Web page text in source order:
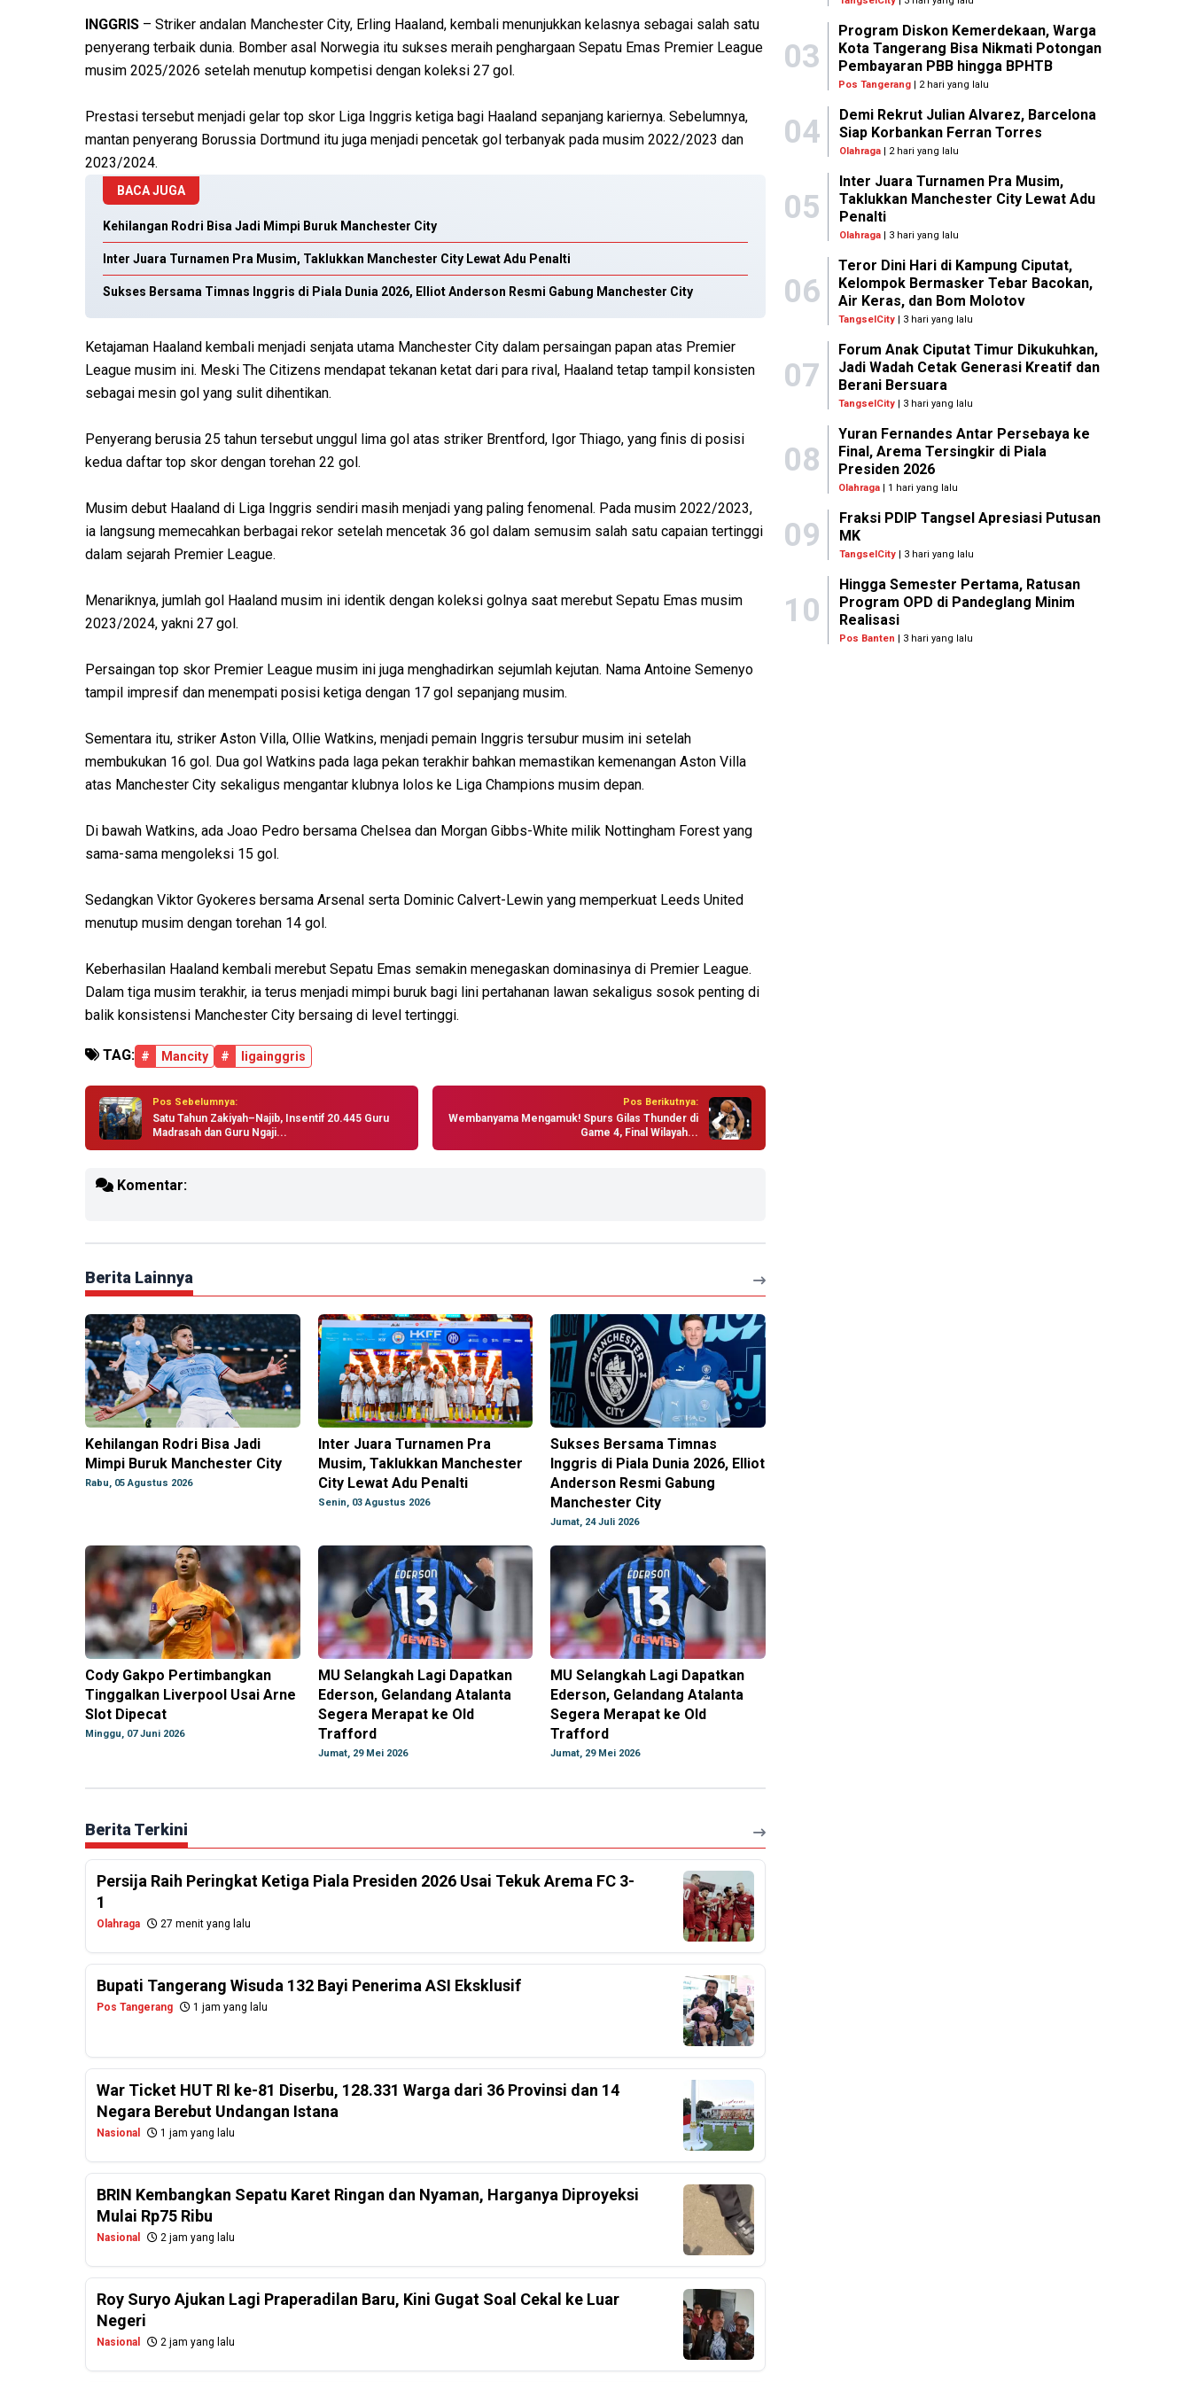
INGGRIS – Striker andalan Manchester City, Erling Haaland, kembali menunjukkan kelasnya sebagai salah satu
penyerang terbaik dunia. Bomber asal Norwegia itu sukses meraih penghargaan Sepatu Emas Premier League
musim 2025/2026 setelah menutup kompetisi dengan koleksi 27 gol.
Prestasi tersebut menjadi gelar top skor Liga Inggris ketiga bagi Haaland sepanjang kariernya. Sebelumnya,
mantan penyerang Borussia Dortmund itu juga menjadi pencetak gol terbanyak pada musim 2022/2023 dan
2023/2024.
BACA JUGA
Kehilangan Rodri Bisa Jadi Mimpi Buruk Manchester City
Inter Juara Turnamen Pra Musim, Taklukkan Manchester City Lewat Adu Penalti
Sukses Bersama Timnas Inggris di Piala Dunia 2026, Elliot Anderson Resmi Gabung Manchester City
Ketajaman Haaland kembali menjadi senjata utama Manchester City dalam persaingan papan atas Premier
League musim ini. Meski The Citizens mendapat tekanan ketat dari para rival, Haaland tetap tampil konsisten
sebagai mesin gol yang sulit dihentikan.
Penyerang berusia 25 tahun tersebut unggul lima gol atas striker Brentford, Igor Thiago, yang finis di posisi
kedua daftar top skor dengan torehan 22 gol.
Musim debut Haaland di Liga Inggris sendiri masih menjadi yang paling fenomenal. Pada musim 2022/2023,
ia langsung memecahkan berbagai rekor setelah mencetak 36 gol dalam semusim salah satu capaian tertinggi
dalam sejarah Premier League.
Menariknya, jumlah gol Haaland musim ini identik dengan koleksi golnya saat merebut Sepatu Emas musim
2023/2024, yakni 27 gol.
Persaingan top skor Premier League musim ini juga menghadirkan sejumlah kejutan. Nama Antoine Semenyo
tampil impresif dan menempati posisi ketiga dengan 17 gol sepanjang musim.
Sementara itu, striker Aston Villa, Ollie Watkins, menjadi pemain Inggris tersubur musim ini setelah
membukukan 16 gol. Dua gol Watkins pada laga pekan terakhir bahkan memastikan kemenangan Aston Villa
atas Manchester City sekaligus mengantar klubnya lolos ke Liga Champions musim depan.
Di bawah Watkins, ada Joao Pedro bersama Chelsea dan Morgan Gibbs-White milik Nottingham Forest yang
sama-sama mengoleksi 15 gol.
Sedangkan Viktor Gyokeres bersama Arsenal serta Dominic Calvert-Lewin yang memperkuat Leeds United
menutup musim dengan torehan 14 gol.
Keberhasilan Haaland kembali merebut Sepatu Emas semakin menegaskan dominasinya di Premier League.
Dalam tiga musim terakhir, ia terus menjadi mimpi buruk bagi lini pertahanan lawan sekaligus sosok penting di
balik konsistensi Manchester City bersaing di level tertinggi.
TAG: # Mancity # ligainggris
Pos Sebelumnya:
Satu Tahun Zakiyah–Najib, Insentif 20.445 Guru
Madrasah dan Guru Ngaji...
Pos Berikutnya:
Wembanyama Mengamuk! Spurs Gilas Thunder di
Game 4, Final Wilayah...
Komentar:
Berita Lainnya
Kehilangan Rodri Bisa Jadi
Mimpi Buruk Manchester City
Rabu, 05 Agustus 2026
Inter Juara Turnamen Pra
Musim, Taklukkan Manchester
City Lewat Adu Penalti
Senin, 03 Agustus 2026
Sukses Bersama Timnas
Inggris di Piala Dunia 2026, Elliot
Anderson Resmi Gabung
Manchester City
Jumat, 24 Juli 2026
Cody Gakpo Pertimbangkan
Tinggalkan Liverpool Usai Arne
Slot Dipecat
Minggu, 07 Juni 2026
MU Selangkah Lagi Dapatkan
Ederson, Gelandang Atalanta
Segera Merapat ke Old
Trafford
Jumat, 29 Mei 2026
MU Selangkah Lagi Dapatkan
Ederson, Gelandang Atalanta
Segera Merapat ke Old
Trafford
Jumat, 29 Mei 2026
Berita Terkini
Persija Raih Peringkat Ketiga Piala Presiden 2026 Usai Tekuk Arema FC 3-
1
Olahraga 27 menit yang lalu
Bupati Tangerang Wisuda 132 Bayi Penerima ASI Eksklusif
Pos Tangerang 1 jam yang lalu
War Ticket HUT RI ke-81 Diserbu, 128.331 Warga dari 36 Provinsi dan 14
Negara Berebut Undangan Istana
Nasional 1 jam yang lalu
BRIN Kembangkan Sepatu Karet Ringan dan Nyaman, Harganya Diproyeksi
Mulai Rp75 Ribu
Nasional 2 jam yang lalu
Roy Suryo Ajukan Lagi Praperadilan Baru, Kini Gugat Soal Cekal ke Luar
Negeri
Nasional 2 jam yang lalu
03
Program Diskon Kemerdekaan, Warga
Kota Tangerang Bisa Nikmati Potongan
Pembayaran PBB hingga BPHTB
Pos Tangerang | 2 hari yang lalu
04
Demi Rekrut Julian Alvarez, Barcelona
Siap Korbankan Ferran Torres
Olahraga| 2 hari yang lalu
05
Inter Juara Turnamen Pra Musim,
Taklukkan Manchester City Lewat Adu
Penalti
Olahraga| 3 hari yang lalu
06
Teror Dini Hari di Kampung Ciputat,
Kelompok Bermasker Tebar Bacokan,
Air Keras, dan Bom Molotov
TangselCity | 3 hari yang lalu
07
Forum Anak Ciputat Timur Dikukuhkan,
Jadi Wadah Cetak Generasi Kreatif dan
Berani Bersuara
TangselCity | 3 hari yang lalu
08
Yuran Fernandes Antar Persebaya ke
Final, Arema Tersingkir di Piala
Presiden 2026
Olahraga | 1 hari yang lalu
09
Fraksi PDIP Tangsel Apresiasi Putusan
MK
TangselCity| 3 hari yang lalu
10
Hingga Semester Pertama, Ratusan
Program OPD di Pandeglang Minim
Realisasi
Pos Banten | 3 hari yang lalu